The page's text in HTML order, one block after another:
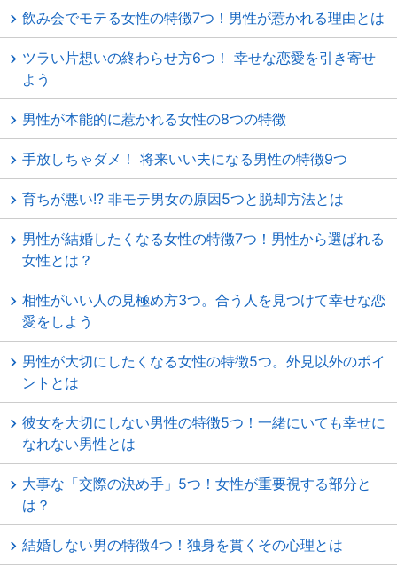
飲み会でモテる女性の特徴7つ！男性が惹かれる理由とは
ツラい片想いの終わらせ方6つ！ 幸せな恋愛を引き寄せ
よう
男性が本能的に惹かれる女性の8つの特徴
手放しちゃダメ！ 将来いい夫になる男性の特徴9つ
育ちが悪い!? 非モテ男女の原因5つと脱却方法とは
男性が結婚したくなる女性の特徴7つ！男性から選ばれる
女性とは？
相性がいい人の見極め方3つ。合う人を見つけて幸せな恋
愛をしよう
男性が大切にしたくなる女性の特徴5つ。外見以外のポイ
ントとは
彼女を大切にしない男性の特徴5つ！一緒にいても幸せに
なれない男性とは
大事な「交際の決め手」5つ！女性が重要視する部分と
は？
結婚しない男の特徴4つ！独身を貫くその心理とは